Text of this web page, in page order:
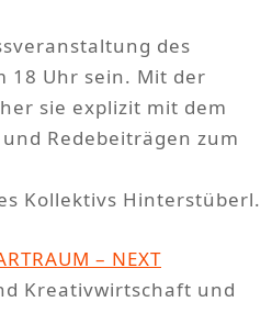
des
18 Uhr sein. Mit der
sie explizit mit dem
Redebeiträgen zum
Kollektivs Hinterstüberl.
– NEXT
Kreativwirtschaft und